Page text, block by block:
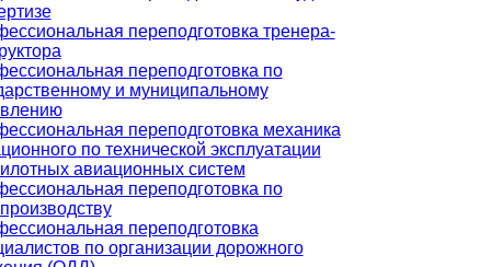
переподготовка тренера-
переподготовка по
и муниципальному
переподготовка механика
по технической эксплуатации
авиационных систем
переподготовка по
переподготовка
по организации дорожного